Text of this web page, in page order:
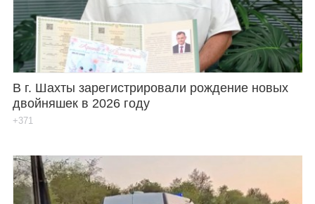
В г. Шахты зарегистрировали рождение новых
двойняшек в 2026 году
+371